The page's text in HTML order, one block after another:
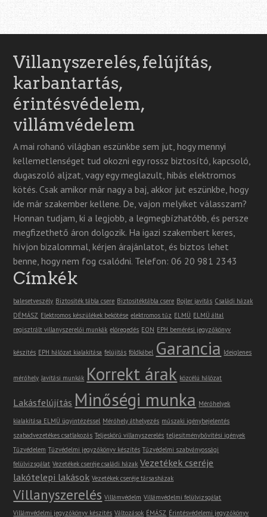
Villanyszerelés, felújítás,
karbantartás,
érintésvédelem,
villámvédelem
A mai rohanó világban eszünkbe sem jut, hogy mennyi
kellemetlenséget tud okozni egy rossz biztosító, kapcsoló,
dugaszoló aljzat, vagy egy meglazult, hibás elektromos
kötés. Csak amikor már nagy a baj, akkor jut eszünkbe, hogy
ide már szakember kellene. De, vajon melyiket válasszam?
Honnan tudjam, ki a legjobb, a legmegbízhatóbb, és persze
megfizethető áron dolgozik. Ha igazi szakembert keres,
hívjon bizalommal, kérjen árajánlatot, és biztos lehet
benne, hogy nem fog csalódni. Telefon: 06 20 981 2343
Címkék
balesetveszély Biztosíték tábla csere Biztosítéktábla csere Bojler javítás Családi házak
DÉMÁSZ Elektromos készülékek bekötése elektromos tűz ELMÜ ELMÜ által
regisztrált villanyszerelői munkák elöregedés EON EPH bemérési jegyzőkönyv
készítés EPH hálózat kialakítása felújítás földkábel Garancia Ideiglenes
mérőhely Javítási munkák Korrekt árak közcélú hálózat
Lakásfelújítás Minőségi munka Mérőhelyek
kialakítása ELMÜ ügyintézéssel Mérőhely áthelyezés műszaki igénybejelentés
szabadvezetékes csatlakozás Teljeskörű villanyszerelés teljesítménybővítési igények
Tűzvédelem Tűzvédelmi jegyzőkönyv készítés Tűzvédelmi szabványossági
felülvizsgálat Vezetékek cseréje családi házak Vezetékek cseréje
lakótelepi lakások Vezetékek cseréje társasházak
Villanyszerelés Villámvédelm Villámvédelmi felülvizsgálat
Villámvédelmi jegyzőkönyv készítés Változások ÉMÁSZ Érintésvédelemi jegyzőkönyv